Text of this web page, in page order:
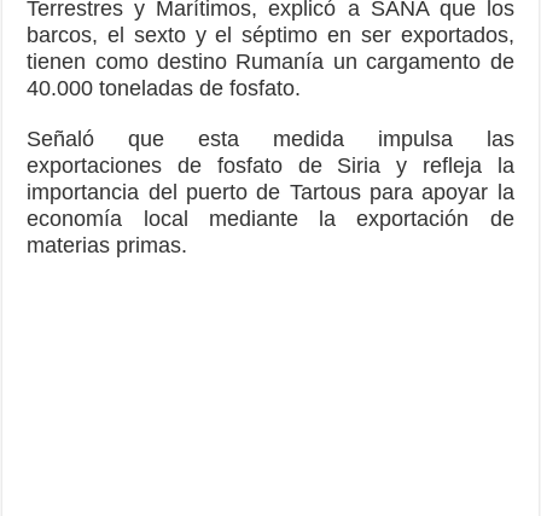
Terrestres y Marítimos, explicó a SANA que los
barcos, el sexto y el séptimo en ser exportados,
tienen como destino Rumanía un cargamento de
40.000 toneladas de fosfato.
Señaló que esta medida impulsa las
exportaciones de fosfato de Siria y refleja la
importancia del puerto de Tartous para apoyar la
economía local mediante la exportación de
materias primas.